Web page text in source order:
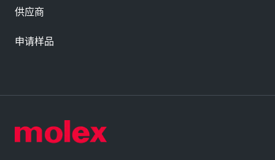
供应商
申请样品